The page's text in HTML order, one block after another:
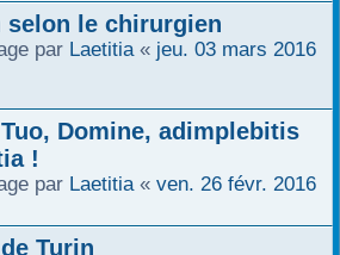
selon le chirurgien
par Laetitia « jeu. 03 mars 2016
Domine, adimplebitis
!
par Laetitia « ven. 26 févr. 2016
Turin